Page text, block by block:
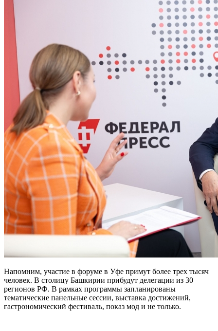
Напомним, участие в форуме в Уфе примут более трех тысяч
человек. В столицу Башкирии прибудут делегации из 30
регионов РФ. В рамках программы запланированы
тематические панельные сессии, выставка достижений,
гастрономический фестиваль, показ мод и не только.